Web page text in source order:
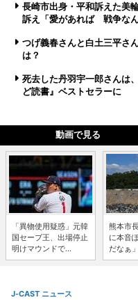
長崎市出身・平和訴えた美
訴え「愛があれば 戦争なん
つげ義春さんと白土三平さ
は？
死去した丹羽宇一郎さんは
ど読書』ベストセラーに
動画で見る
「異物使用疑惑」元韓
国セーブ王、出場停止
明けマウンドで...
熊本市
に本音
だなぁ
J-CAST ニュース